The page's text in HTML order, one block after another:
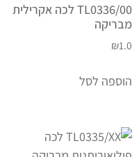
TL0336/00 לכה אקרילית
מבריקה
₪1.0
הוספה לסל